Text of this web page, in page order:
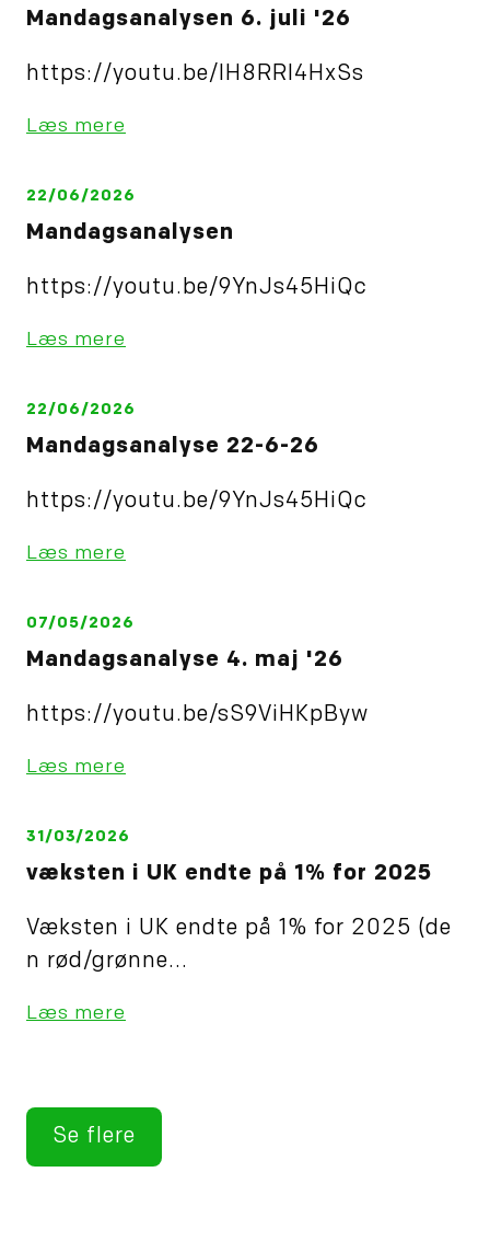
Mandagsanalysen 6. juli '26
https://youtu.be/IH8RRl4HxSs
Læs mere
22/06/2026
Mandagsanalysen
https://youtu.be/9YnJs45HiQc
Læs mere
22/06/2026
Mandagsanalyse 22-6-26
https://youtu.be/9YnJs45HiQc
Læs mere
07/05/2026
Mandagsanalyse 4. maj '26
https://youtu.be/sS9ViHKpByw
Læs mere
31/03/2026
væksten i UK endte på 1% for 2025
Væksten i UK endte på 1% for 2025 (de
n rød/grønne...
Læs mere
Se flere